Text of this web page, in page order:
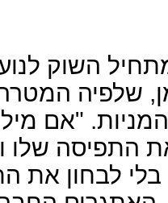
השוק
שלפיה
"אם
התפיסה שלו
בלי לבחון את